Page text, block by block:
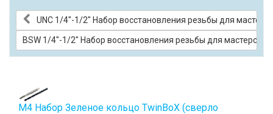
UNC 1/4"-1/2" Набор восстановления резьбы для
BSW 1/4"-1/2" Набор восстановления резьбы для мастерских
М4 Набор Зеленое кольцо TwinBoХ (сверло